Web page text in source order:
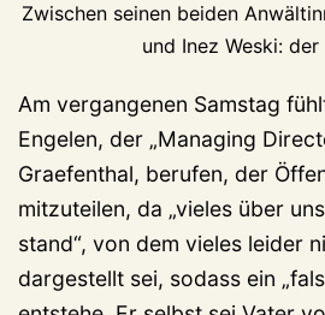
Zwischen seinen beiden
und Inez Weski:
Am vergangenen Samstag
Engelen, der „Managing
Graefenthal, berufen, der
mitzuteilen, da „vieles über
stand“, von dem vieles leider
dargestellt sei, sodass ein